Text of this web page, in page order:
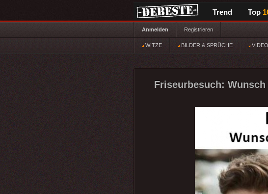
Trend Top
Anmelden Registrieren
WITZE BILDER & SPRÜCHE
Friseurbesuch: